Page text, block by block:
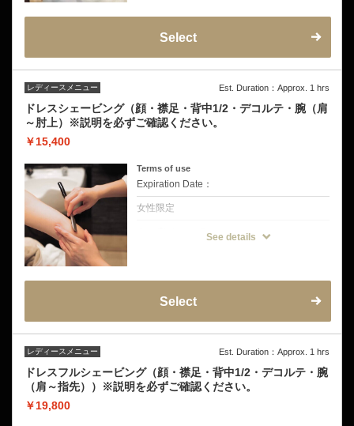
顔・眉毛・襟足・背中を丁寧にお手入れする
顔のうぶ毛を整えることで肌のトーンを明る
くし襟足はきれいに整えてまとめ髪やアップ
スタイルをより美しく演出します。
◆こんな方にオススメ
・月に一度の日常ケアに
・パーティーやお呼ばれドレス
◆注意事項
挙式前の方は挙式のお日にちを備考欄にご記
入ください。
お試し剃り有り→挙式から3日〜5日空けて
お試し剃り無し→挙式から5日〜7日空けてご
Select
レディースメニュー Est. Duration：Approx. 1 hrs
ドレスシェービング（顔・襟足・背中1/2・デコルテ・腕（肩
～肘上）※説明を必ずご確認ください。
￥15,400
Terms of use
Expiration Date：
女性限定
上までドレスから見えるパーツのシェービン
◆こんな方にオススメ
・パーティーお呼ばれドレス
挙式前の方は挙式のお日にちを備考欄にご記
入ください。
お試し剃り有り→挙式から3日〜5日空けて
See details
Select
レディースメニュー Est. Duration：Approx. 1 hrs
ドレスフルシェービング（顔・襟足・背中1/2・デコルテ・腕
（肩～指先））※説明を必ずご確認ください。
￥19,800